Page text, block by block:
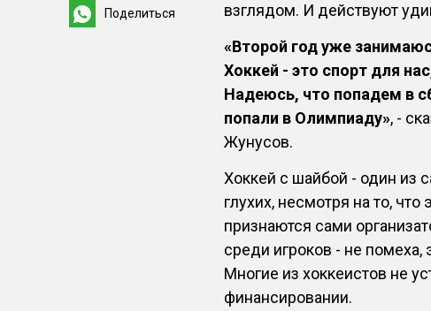
Поделиться
взглядом. И действуют
«Второй год уже
Хоккей - это спорт для
Надеюсь, что попадем в
попали в Олимпиаду», -
Жунусов.
Хоккей с шайбой - один из
глухих, несмотря на то, что
признаются сами
среди игроков - не помеха,
Многие из хоккеистов не
финансировании.